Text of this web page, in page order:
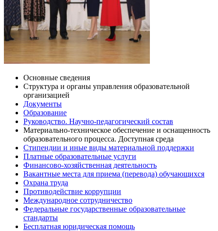
Основные сведения
Структура и органы управления образовательной
организацией
Документы
Образование
Руководство. Научно-педагогический состав
Материально-техническое обеспечение и оснащенность
образовательного процесса. Доступная среда
Стипендии и иные виды материальной поддержки
Платные образовательные услуги
Финансово-хозяйственная деятельность
Вакантные места для приема (перевода) обучающихся
Охрана труда
Противодействие коррупции
Международное сотрудничество
Федеральные государственные образовательные
стандарты
Бесплатная юридическая помощь